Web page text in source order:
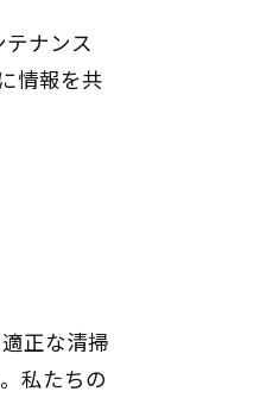
ナンス
情報を共
正な清掃
私たちの